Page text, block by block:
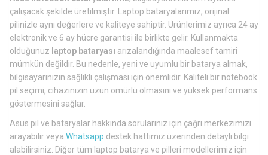
çalışacak şekilde üretilmiştir. Laptop bataryalarımız, orijinal
pilinizle aynı değerlere ve kaliteye sahiptir. Ürünlerimiz ayrıca 24 ay
elektronik ve 6 ay hücre garantisi ile birlikte gelir. Kullanmakta
olduğunuz laptop bataryası arızalandığında maalesef tamiri
mümkün değildir. Bu nedenle, yeni ve uyumlu bir batarya almak,
bilgisayarınızın sağlıklı çalışması için önemlidir. Kaliteli bir notebook
pil seçimi, cihazınızın uzun ömürlü olmasını ve yüksek performans
göstermesini sağlar.
Asus pil ve bataryalar hakkında sorularınız için çağrı merkezimizi
arayabilir veya Whatsapp destek hattımız üzerinden detaylı bilgi
alabilirsiniz. Diğer tüm laptop batarya ve pilleri modellerimiz için